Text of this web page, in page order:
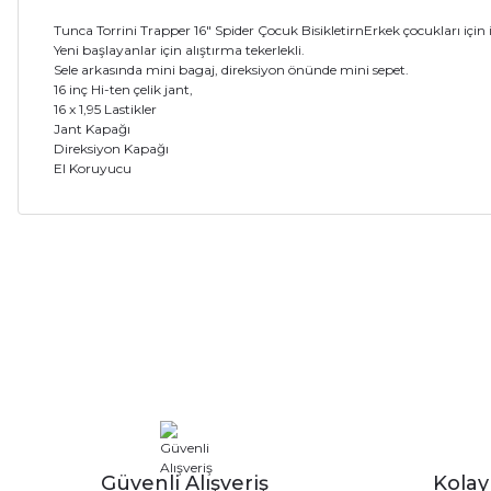
Tunca Torrini Trapper 16" Spider Çocuk BisikletirnErkek çocukları
Yeni başlayanlar için alıştırma tekerlekli.
Sele arkasında mini bagaj, direksiyon önünde mini sepet.
16 inç Hi-ten çelik jant,
16 x 1,95 Lastikler
Jant Kapağı
Direksiyon Kapağı
El Koruyucu
Ürün fiyatı diğer sitelerden daha pahalı.
Bu ürüne benzer farklı alternatifler olmalı.
Güvenli Alışveriş